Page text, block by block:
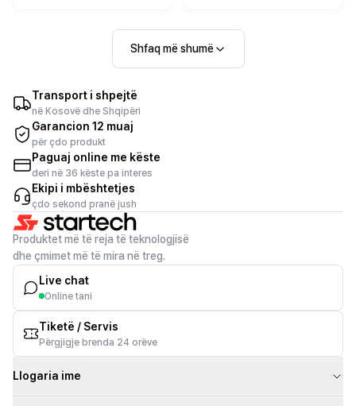
LaserJet Enterprise 400
color M / MFP M475dn dhe
Shfaq më shumë
Transport i shpejtë
në Kosovë dhe Shqipëri
Garancion 12 muaj
për çdo produkt
Paguaj online me këste
deri në 36 këste pa interes
Ekipi i mbështetjes
çdo sekond pranë jush
Produktet më të reja të teknologjisë
dhe çmimet më të mira në treg.
Live chat
Online tani
Tiketë / Servis
Përgjigje brenda 24 orëve
Llogaria ime